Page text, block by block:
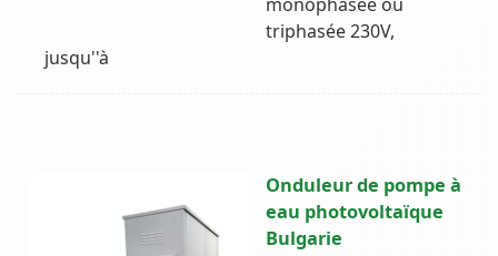
triphasée 230V,
jusqu''à
Onduleur de pompe à
eau photovoltaïque
Bulgarie